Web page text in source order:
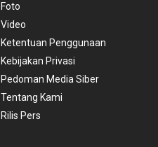
Foto
Video
Ketentuan Penggunaan
Kebijakan Privasi
Pedoman Media Siber
Tentang Kami
Rilis Pers